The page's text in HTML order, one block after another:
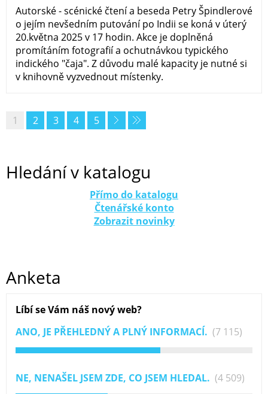
Autorské - scénické čtení a beseda Petry Špindlerové
o jejím nevšedním putování po Indii se koná v úterý
20.května 2025 v 17 hodin. Akce je doplněná
promítáním fotografií a ochutnávkou typického
indického "čaja". Z důvodu malé kapacity je nutné si
v knihovně vyzvednout místenky.
1 2 3 4 5
Hledání v katalogu
Přímo do katalogu
Čtenářské konto
Zobrazit novinky
Anketa
Líbí se Vám náš nový web?
ANO, JE PŘEHLEDNÝ A PLNÝ INFORMACÍ. (7 115)
NE, NENAŠEL JSEM ZDE, CO JSEM HLEDAL. (4 509)